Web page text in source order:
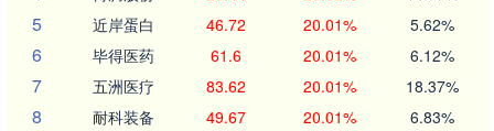
5 近岸蛋白 46.72 20.01% 5.62%
6 毕得医药 61.6 20.01% 6.12%
7 五洲医疗 83.62 20.01% 18.37%
8 耐科装备 49.67 20.01% 6.83%